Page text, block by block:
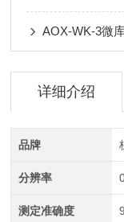
AOX-WK-3微
详细介绍
品牌
分辨率
测定准确度